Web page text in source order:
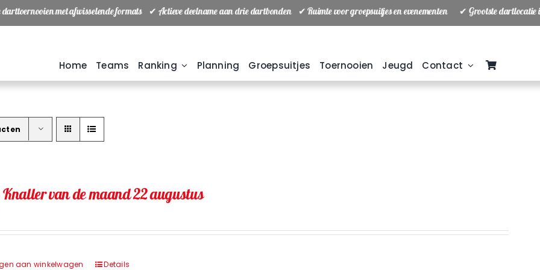
met afwisselende formats ✔ Actieve deelname aan drie dartbonden ✔ Ruimte voor groepsuitjes en evenementen ✔ Grootste
Home Teams Ranking Planning Groepsuitjes Toernooien Jeugd Contact
van de maand 22 augustus
aan winkelwagen Details